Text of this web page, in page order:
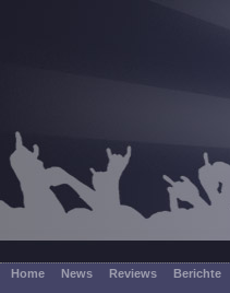
Home News Reviews Berichte